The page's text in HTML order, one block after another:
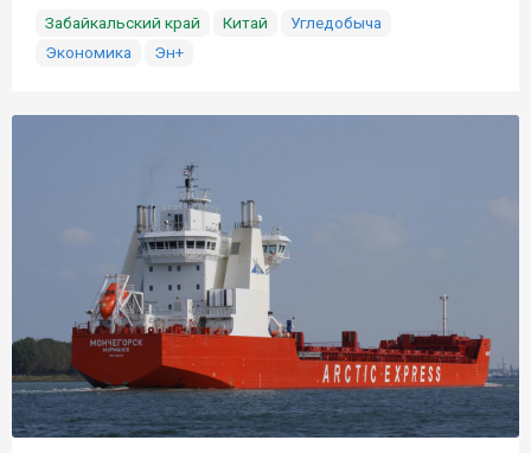
Забайкальский край
Китай
Угледобыча
Экономика
Эн+